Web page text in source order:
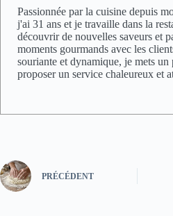
Passionnée par la cuisine depuis
j'ai 31 ans et je travaille dans la
découvrir de nouvelles saveurs et
moments gourmands avec les
souriante et dynamique, je mets
proposer un service chaleureux et
PRÉCÉDENT